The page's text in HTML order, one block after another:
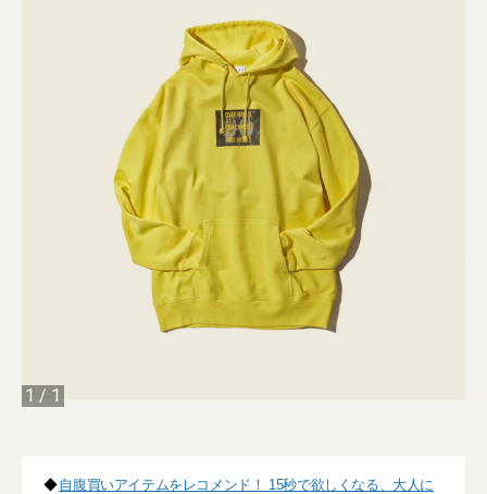
1 / 1
◆自腹買いアイテムをレコメンド！ 15秒で欲しくなる、大人に